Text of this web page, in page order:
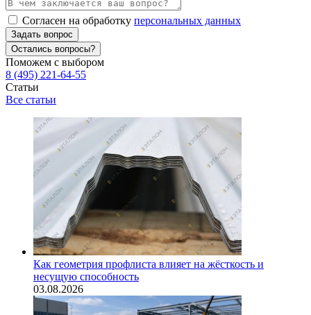
Согласен на обработку персональных данных
Задать вопрос
Остались вопросы?
Поможем с выбором
8 (495) 221-64-55
Статьи
Все статьи
Как геометрия профлиста влияет на жёсткость и
несущую способность
03.08.2026